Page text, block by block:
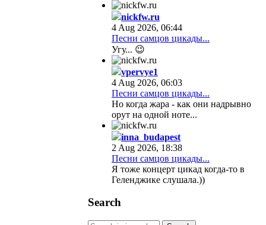
nickfw.ru
4 Aug 2026, 06:44
Песни самцов цикады...
Угу... 😉
vpervye1
4 Aug 2026, 06:03
Песни самцов цикады...
Но когда жара - как они надрывно
орут на одной ноте...
inna_budapest
2 Aug 2026, 18:38
Песни самцов цикады...
Я тоже концерт цикад когда-то в
Геленджике слушала.))
Search